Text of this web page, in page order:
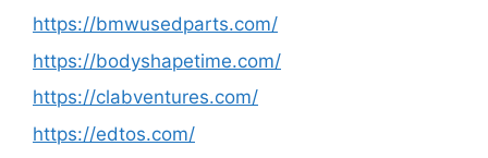
https://bmwusedparts.com/
https://bodyshapetime.com/
https://clabventures.com/
https://edtos.com/